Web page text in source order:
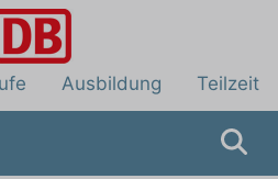
Ausbildung Teilzeit